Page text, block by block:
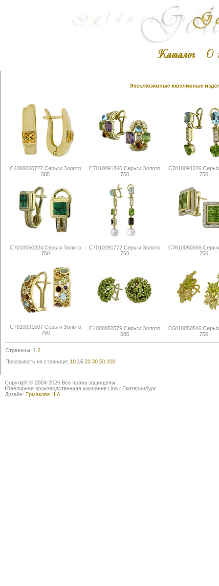
Эксклюзивные ювелирные
С4000050727 Серьги Золото
585
С7010091860 Серьги Золото
750
С7010091226
750
С7010050324 Серьги Золото
750
С7010191772 Серьги Золото
750
С7610050356
750
С7010091507 Серьги Золото
750
С4000050579 Серьги Золото
585
С6010050546
750
Страницы: 1 2
Показывать на странице: 10 15 20 30 50 100
Copyright © 2004-2026 Все права защищены
Ювелирная производственная компания Lino г.Екатеринбург
Дизайн: Ермакова Н.А.